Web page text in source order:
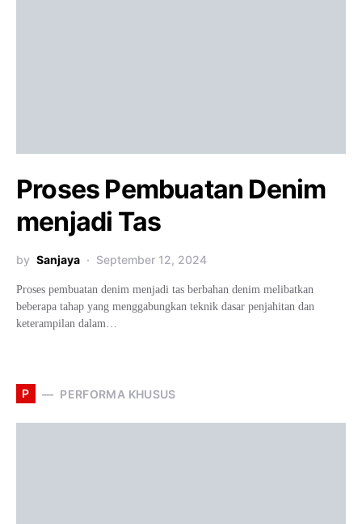
Proses Pembuatan Denim
menjadi Tas
by Sanjaya September 12, 2024
Proses pembuatan denim menjadi tas berbahan denim melibatkan
beberapa tahap yang menggabungkan teknik dasar penjahitan dan
keterampilan dalam…
P PERFORMA KHUSUS